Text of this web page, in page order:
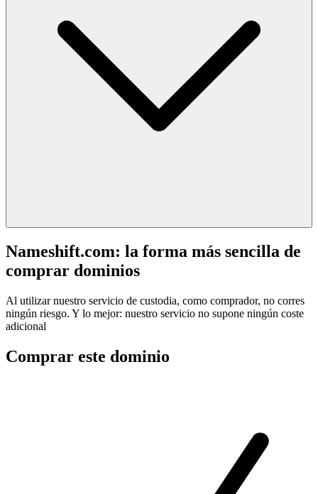
Nameshift.com: la forma más sencilla de
comprar dominios
Al utilizar nuestro servicio de custodia, como comprador, no corres
ningún riesgo. Y lo mejor: nuestro servicio no supone ningún coste
adicional
Comprar este dominio